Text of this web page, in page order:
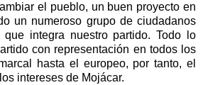
el pueblo, un buen proyecto en
un numeroso grupo de ciudadanos
integra nuestro partido. Todo lo
con representación en todos los
hasta el europeo, por tanto, el
intereses de Mojácar.